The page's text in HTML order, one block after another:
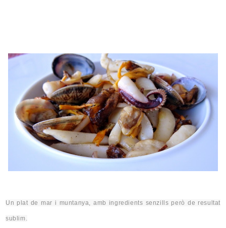
Un plat de mar i muntanya, amb ingredients senzills però de resultat
sublim.